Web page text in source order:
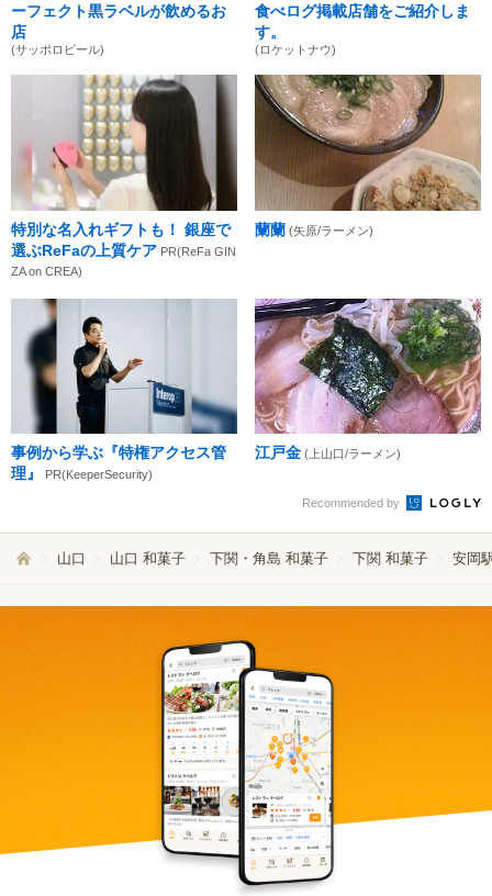
ーフェクト黒ラベルが飲めるお
店
(サッポロビール)
食べログ掲載店舗をご紹介しま
す。
(ロケットナウ)
特別な名入れギフトも！ 銀座で
選ぶReFaの上質ケア PR(ReFa GIN
ZA on CREA)
蘭蘭 (矢原/ラーメン)
事例から学ぶ『特権アクセス管
理』
PR(KeeperSecurity)
江戸金 (上山口/ラーメン)
Recommended by
山口 山口 和菓子 下関・角島 和菓子 下関 和菓子 安岡